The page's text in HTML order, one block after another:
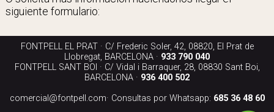
siguiente formulario:
FONTPELL EL PRAT · C/ Frederic Soler, 42, 08820, El Prat de
Llobregat, BARCELONA · 933 790 040
FONTPELL SANT BOI · C/ Vidal i Barraquer, 28, 08830 Sant Boi,
BARCELONA · 936 400 502
comercial@fontpell.com· Consultas por Whatsapp: 685 36 48 60